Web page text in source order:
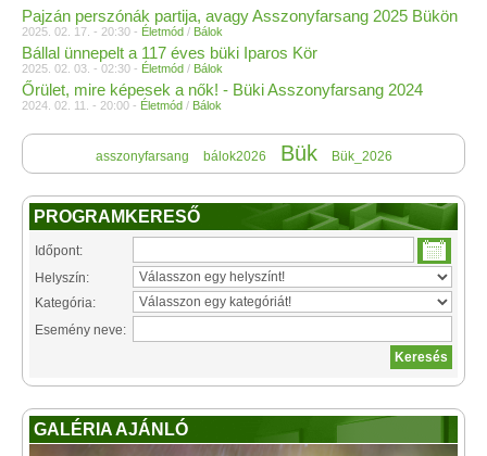
Pajzán perszónák partija, avagy Asszonyfarsang 2025 Bükön
2025. 02. 17. - 20:30 - Életmód / Bálok
Bállal ünnepelt a 117 éves büki Iparos Kör
2025. 02. 03. - 02:30 - Életmód / Bálok
Őrület, mire képesek a nők! - Büki Asszonyfarsang 2024
2024. 02. 11. - 20:00 - Életmód / Bálok
asszonyfarsang bálok2026 Bük Bük_2026
PROGRAMKERESŐ
Időpont:
Helyszín:
Kategória:
Esemény neve:
GALÉRIA AJÁNLÓ